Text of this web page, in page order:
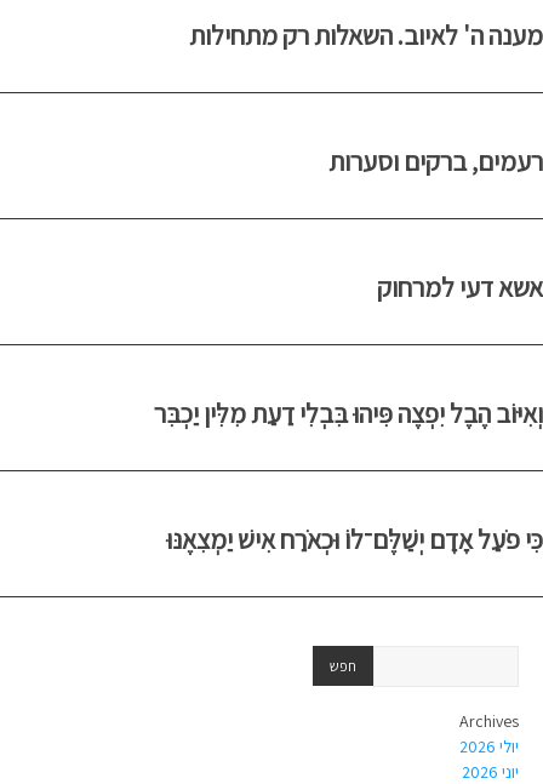
מענה ה' לאיוב. השאלות רק מתחילות
רעמים, ברקים וסערות
אשא דעי למרחוק
וְאִיּוֹב הֶבֶל יִפְצֶה פִּיהוּ בִּבְלִי דַעַת מִלִּין יַכְבִּר
כִּי פֹעַל אָדָם יְשַׁלֶּם־לוֹ וּכְאֹרַח אִישׁ יַמְצִאֶנּוּ
Archives
יולי 2026
יוני 2026